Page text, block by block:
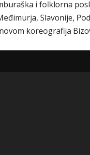
i folklorna
Slavonije,
koreografija